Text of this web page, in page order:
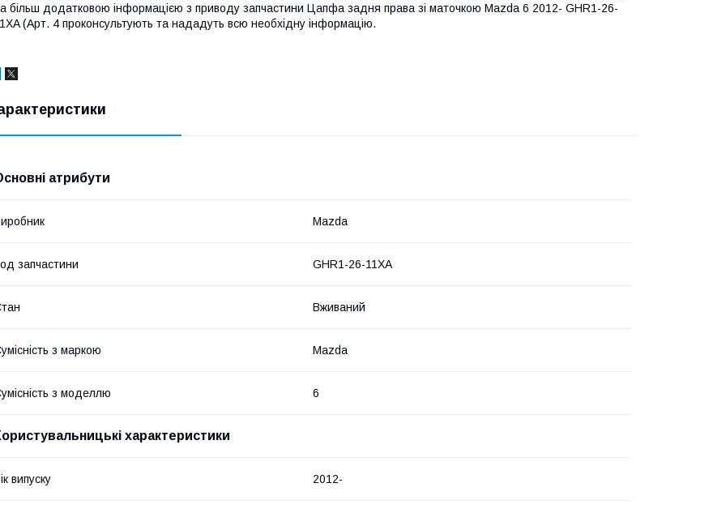
більш додатковою інформацією з приводу запчастини Цапфа задня права зі маточкою Mazda 6 2012- GHR1-26-
(Арт. 4 проконсультують та нададуть всю необхідну інформацію.
атрибути
Mazda
запчастини GHR1-26-11XA
Вживаний
з маркою Mazda
з моделлю 6
характеристики
випуску 2012-